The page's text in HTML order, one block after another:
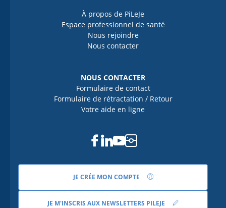
À propos de PiLeJe
Espace professionnel de santé
Nous rejoindre
Nous contacter
NOUS CONTACTER
Formulaire de contact
Formulaire de rétractation / Retour
Votre aide en ligne
Facebook
Linkedin
Youtube
Instagram
JE CRÉE MON COMPTE
JE M'INSCRIS AUX NEWSLETTERS PILEJE